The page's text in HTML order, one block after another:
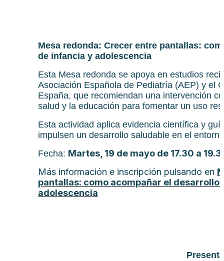
Mesa redonda: Crecer entre pantallas:
de infancia y adolescencia
Esta Mesa redonda se apoya en estudios
Asociación Española de Pediatría (AEP) y el
España, que recomiendan una intervención
salud y la educación para fomentar un uso
Esta actividad aplica evidencia científica y
impulsen un desarrollo saludable en el
Fecha: Martes, 19 de mayo de 17.30 a
Más información e inscripción pulsando en
pantallas: como acompañar el desarrollo
adolescencia